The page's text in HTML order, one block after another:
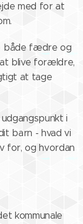
med for at
både fædre og
blive forældre,
at tage
i
barn - hvad vi
for, og hvordan
kommunale